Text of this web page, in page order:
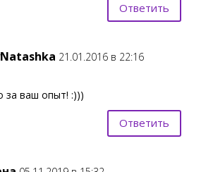
Ответить
21.01.2016 в 22:16
за ваш опыт! :)))
Ответить